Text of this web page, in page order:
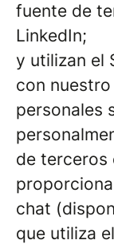
fuente de
LinkedIn;
y utilizan el
con
personales
de terceros
chat
que utiliza